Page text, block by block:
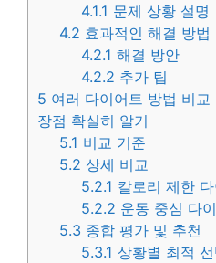
4.1.1 문제 상황 설명
4.2 효과적인 해결 방법
4.2.1 해결 방안
4.2.2 추가 팁
5 여러 다이어트 방법 비
장점 확실히 알기
5.1 비교 기준
5.2 상세 비교
5.2.1 칼로리 제한
5.2.2 운동 중심 다
5.3 종합 평가 및 추천
5.3.1 상황별 최적 선